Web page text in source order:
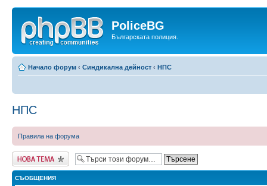
PoliceBG
Българската полиция.
Начало форум ‹ Синдикална дейност ‹ НПС
НПС
Правила на форума
Публикувай нова
тема
СЪОБЩЕНИЯ